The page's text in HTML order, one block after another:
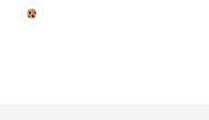
Morango